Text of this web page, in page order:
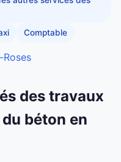
Comptable
des travaux
béton en